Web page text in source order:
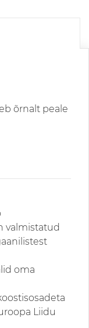
õrnalt peale
valmistatud
oma
Liidu